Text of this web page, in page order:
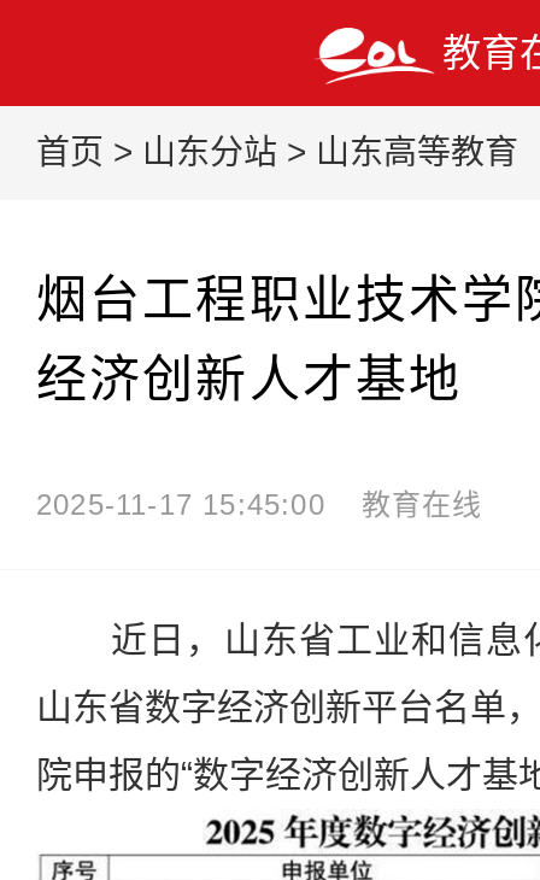
教育
首页 > 山东分站 > 山东高等教育
烟台工程职业技术学
经济创新人才基地
2025-11-17 15:45:00 教育在线
近日，山东省工业和信息
山东省数字经济创新平台名单
院申报的“数字经济创新人才基